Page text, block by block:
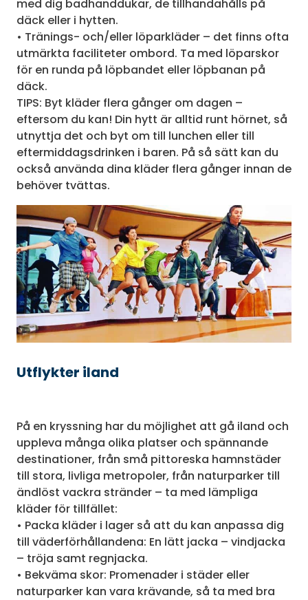
med dig badhanddukar, de tillhandahålls på
däck eller i hytten.
• Tränings- och/eller löparkläder – det finns ofta
utmärkta faciliteter ombord. Ta med löparskor
för en runda på löpbandet eller löpbanan på
däck.
TIPS: Byt kläder flera gånger om dagen –
eftersom du kan! Din hytt är alltid runt hörnet, så
utnyttja det och byt om till lunchen eller till
eftermiddagsdrinken i baren. På så sätt kan du
också använda dina kläder flera gånger innan de
behöver tvättas.
Utflykter iland
På en kryssning har du möjlighet att gå iland och
uppleva många olika platser och spännande
destinationer, från små pittoreska hamnstäder
till stora, livliga metropoler, från naturparker till
ändlöst vackra stränder – ta med lämpliga
kläder för tillfället:
• Packa kläder i lager så att du kan anpassa dig
till väderförhållandena: En lätt jacka – vindjacka
– tröja samt regnjacka.
• Bekväma skor: Promenader i städer eller
naturparker kan vara krävande, så ta med bra